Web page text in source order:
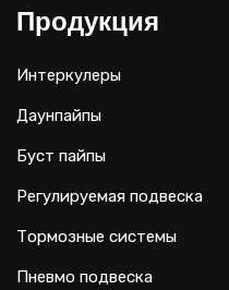
Продукция
Интеркулеры
Даунпайпы
Буст пайпы
Регулируемая подвеска
Тормозные системы
Пневмо подвеска